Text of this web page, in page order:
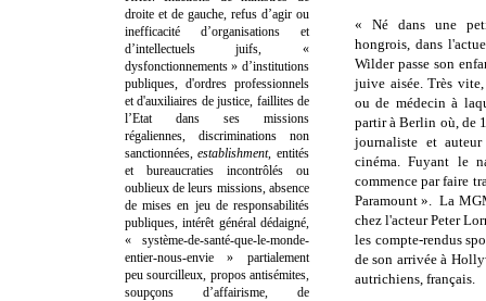
« Né dans une
hongrois, dans
Wilder passe son
juive aisée. Très
ou de médecin à
partir à Berlin où, de
journaliste et
cinéma. Fuyant le
commence par faire
Paramount ». La
chez l'acteur Peter
les compte-rendus
de son arrivée à
autrichiens, français.
droite et de gauche, refus d’agir ou
inefficacité d’organisations et
d’intellectuels juifs, «
dysfonctionnements » d’institutions
publiques, d'ordres professionnels
et d'auxiliaires de justice, faillites de
l’Etat dans ses missions
régaliennes, discriminations non
sanctionnées,establishment, entités
et bureaucraties incontrôlés ou
oublieux de leurs missions, absence
de mises en jeu de responsabilités
publiques, intérêt général dédaigné,
« système-de-santé-que-le-monde-
entier-nous-envie » partialement
peu sourcilleux, propos antisémites,
soupçons d’affairisme, de